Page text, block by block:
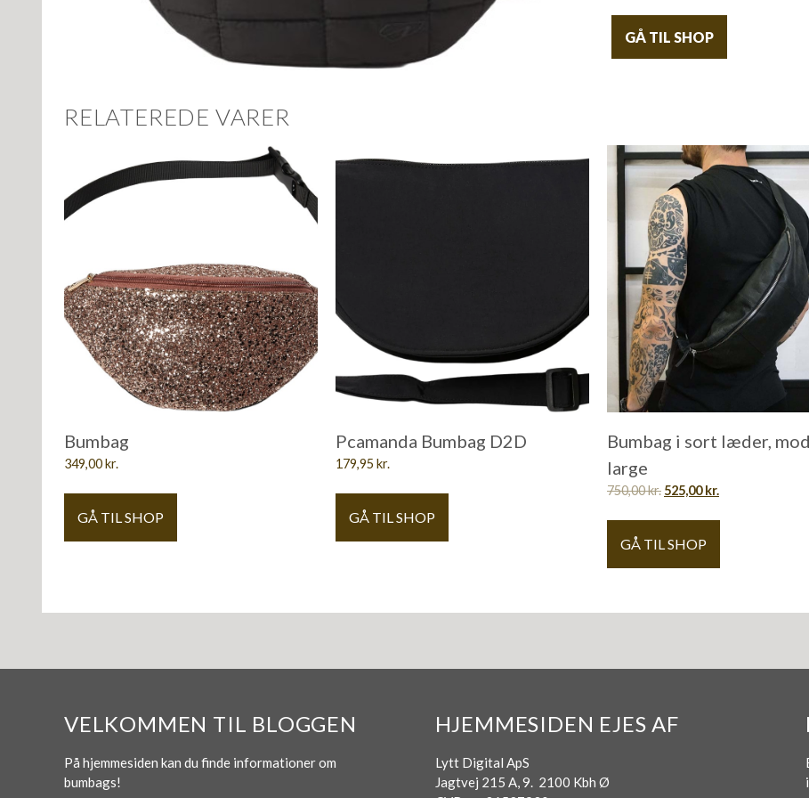
GÅ TIL SHOP
RELATEREDE VARER
Bumbag
349,00kr.
GÅ TIL SHOP
Pcamanda Bumbag D2D
179,95 kr.
GÅ TIL SHOP
Bumbag i sort læder,
large
750,00kr. 525,00kr.
GÅ TIL SHOP
VELKOMMEN TIL BLOGGEN
På hjemmesiden kan du finde informationer om
bumbags!
HJEMMESIDEN EJES AF
Lytt Digital ApS
Jagtvej 215 A, 9. 2100 Kbh Ø